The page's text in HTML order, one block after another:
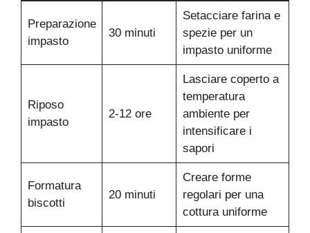
Preparazione
impasto
30 minuti
Setacciare farina e
spezie per un
impasto uniforme
Riposo
impasto
2-12 ore
Lasciare coperto a
temperatura
ambiente per
intensificare i
sapori
Formatura
biscotti
20 minuti
Creare forme
regolari per una
cottura uniforme